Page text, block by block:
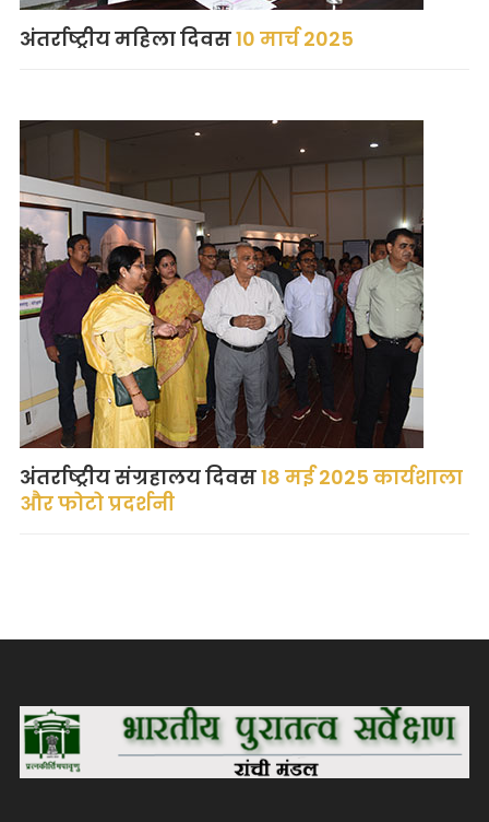
अंतर्राष्ट्रीय महिला दिवस10 मार्च 2025
अंतर्राष्ट्रीय संग्रहालय दिवस18 मई 2025 कार्यशाला
और फोटो प्रदर्शनी